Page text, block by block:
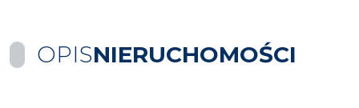
OPISNIERUCHOMOŚCI